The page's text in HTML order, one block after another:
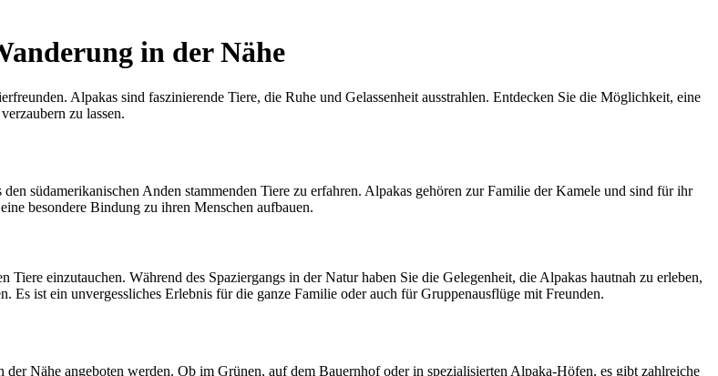
in der Nähe
Alpakas sind faszinierende Tiere, die Ruhe und Gelassenheit ausstrahlen. Entdecken Sie die Möglichkeit, eine
zu lassen.
südamerikanischen Anden stammenden Tiere zu erfahren. Alpakas gehören zur Familie der Kamele und sind für ihr
besondere Bindung zu ihren Menschen aufbauen.
einzutauchen. Während des Spaziergangs in der Natur haben Sie die Gelegenheit, die Alpakas hautnah zu erleben,
Es ist ein unvergessliches Erlebnis für die ganze Familie oder auch für Gruppenausflüge mit Freunden.
Nähe angeboten werden. Ob im Grünen, auf dem Bauernhof oder in spezialisierten Alpaka-Höfen, es gibt zahlreiche